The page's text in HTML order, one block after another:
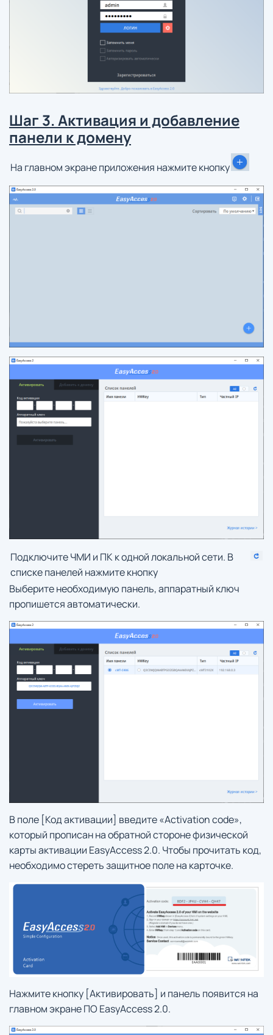
Шаг 3. Активация и добавление
панели к домену
На главном экране приложения нажмите кнопку
Подключите ЧМИ и ПК к одной локальной сети. В
списке панелей нажмите кнопку
Выберите необходимую панель, аппаратный ключ
пропишется автоматически.
В поле [Код активации] введите «Activation code»,
который прописан на обратной стороне физической
карты активации EasyAccess 2.0. Чтобы прочитать код,
необходимо стереть защитное поле на карточке.
Нажмите кнопку [Активировать] и панель появится на
главном экране ПО EasyAccess 2.0.